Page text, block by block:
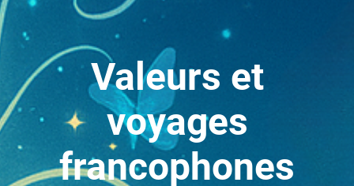
Valeurs et
voyages
francophones